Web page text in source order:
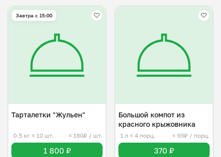
Завтра c 15:00
Тарталетки "Жульен"
0.5 кг ≈ 10 шт. ≈ 180₽ / шт.
1 800 ₽
Большой компот из
красного крыжовника
1 л ≈ 4 порц. ≈ 93₽ / порц.
370 ₽